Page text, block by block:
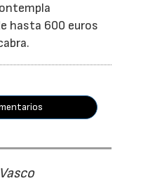
hasta 600 euros